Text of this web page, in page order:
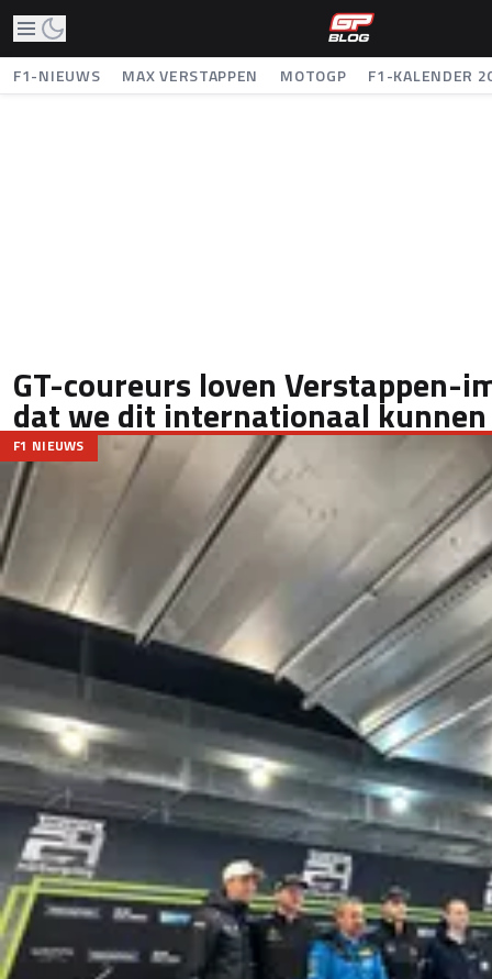
F1-NIEUWS MAX VERSTAPPEN MOTOGP F1-KALENDER
GT-coureurs loven Verstappen-
dat we dit internationaal
F1 NIEUWS